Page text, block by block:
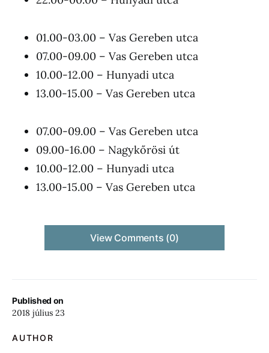
Published on
2018 július 23
AUTHOR
01.00-03.00 – Vas Gereben utca
07.00-09.00 – Vas Gereben utca
10.00-12.00 – Hunyadi utca
13.00-15.00 – Vas Gereben utca
07.00-09.00 – Vas Gereben utca
09.00-16.00 – Nagykőrösi út
10.00-12.00 – Hunyadi utca
13.00-15.00 – Vas Gereben utca
View Comments (0)